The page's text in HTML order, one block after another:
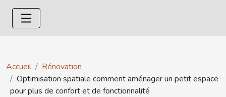
Accueil
Rénovation
Optimisation spatiale comment aménager un petit espace
pour plus de confort et de fonctionnalité